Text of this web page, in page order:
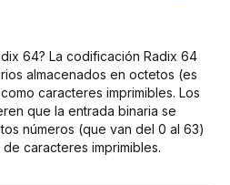
64? La codificación Radix 64
almacenados en octetos (es
caracteres imprimibles. Los
que la entrada binaria se
números (que van del 0 al 63)
caracteres imprimibles.